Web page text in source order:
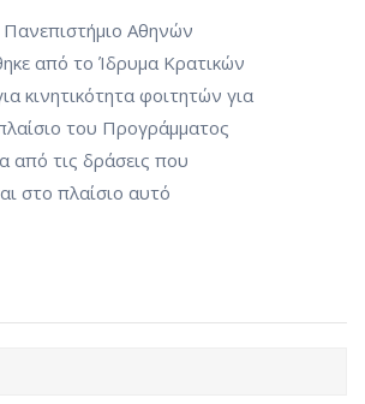
Αθηνών
από το Ίδρυμα Κρατικών
κινητικότητα φοιτητών για
του Προγράμματος
από τις δράσεις που
στο πλαίσιο αυτό